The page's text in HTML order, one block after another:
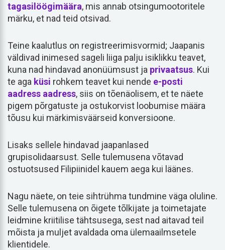
tagasilöögimäära, mis annab otsingumootoritele
märku, et nad teid otsivad.
Teine kaalutlus on registreerimisvormid; Jaapanis
väldivad inimesed sageli liiga palju isiklikku teavet,
kuna nad hindavad anonüümsust ja privaatsus. Kui
te aga küsi rohkem teavet kui nende e-posti
aadress aadress, siis on tõenäolisem, et te näete
pigem põrgatuste ja ostukorvist loobumise määra
tõusu kui märkimisväärseid konversioone.
Lisaks sellele hindavad jaapanlased
grupisolidaarsust. Selle tulemusena võtavad
ostuotsused Filipiinidel kauem aega kui läänes.
Nagu näete, on teie sihtrühma tundmine väga oluline.
Selle tulemusena on õigete tõlkijate ja toimetajate
leidmine kriitilise tähtsusega, sest nad aitavad teil
mõista ja muljet avaldada oma ülemaailmsetele
klientidele.